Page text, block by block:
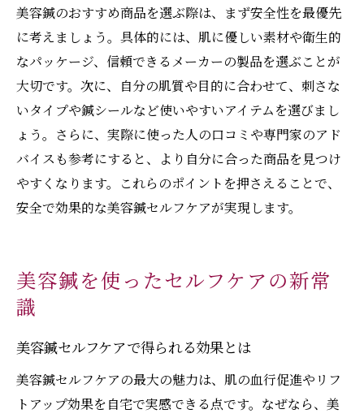
美容鍼のおすすめ商品を選ぶ際は、まず安全性を最優先
に考えましょう。具体的には、肌に優しい素材や衛生的
なパッケージ、信頼できるメーカーの製品を選ぶことが
大切です。次に、自分の肌質や目的に合わせて、刺さな
いタイプや鍼シールなど使いやすいアイテムを選びまし
ょう。さらに、実際に使った人の口コミや専門家のアド
バイスも参考にすると、より自分に合った商品を見つけ
やすくなります。これらのポイントを押さえることで、
安全で効果的な美容鍼セルフケアが実現します。
美容鍼を使ったセルフケアの新常
識
美容鍼セルフケアで得られる効果とは
美容鍼セルフケアの最大の魅力は、肌の血行促進やリフ
トアップ効果を自宅で実感できる点です。なぜなら、美